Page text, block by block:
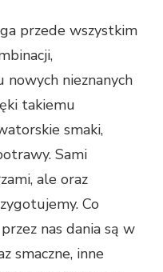
przede wszystkim
nieznanych
takiemu
smaki,
Sami
ale oraz
Co
nas dania są w
smaczne, inne